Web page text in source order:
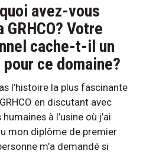
avez-vous
Votre
cache-t-il un
ce domaine?
l’histoire la plus fascinante
en discutant avec
à l’usine où j’ai
mon diplôme de premier
m’a demandé si